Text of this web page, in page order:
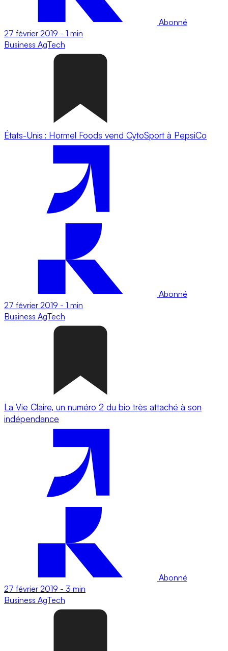
Abonné
27 février 2019 - 1 min
Business AgTech
États-Unis : Hormel Foods vend CytoSport à PepsiCo
Abonné
27 février 2019 - 1 min
Business AgTech
La Vie Claire, un numéro 2 du bio très attaché à son
indépendance
Abonné
27 février 2019 - 3 min
Business AgTech